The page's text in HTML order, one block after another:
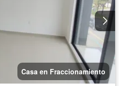
Casa en Fraccionamiento